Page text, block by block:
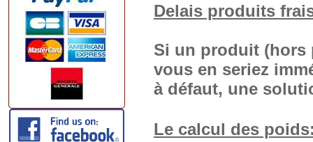
Delais produits
Si un produit (hors
vous en seriez
à défaut, une
Le calcul des